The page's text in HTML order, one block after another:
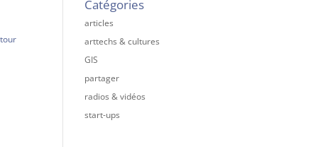
Catégories
articles
arttechs & cultures
GIS
partager
radios & vidéos
start-ups